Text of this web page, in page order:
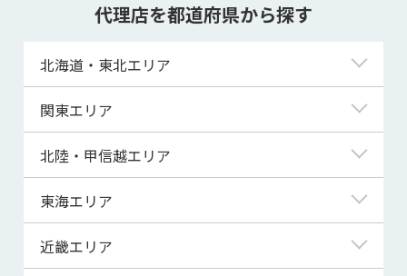
代理店を都道府県から探す
北海道・東北エリア
北海道
青森県
宮城県
秋田県
関東エリア
東京都
神奈川県
埼玉県
北陸・甲信越エリア
新潟県
富山県
東海エリア
岐阜県
近畿エリア